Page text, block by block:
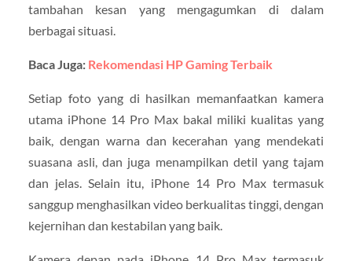
tambahan kesan yang mengagumkan di dalam
berbagai situasi.
Baca Juga: Rekomendasi HP Gaming Terbaik
Setiap foto yang di hasilkan memanfaatkan kamera
utama iPhone 14 Pro Max bakal miliki kualitas yang
baik, dengan warna dan kecerahan yang mendekati
suasana asli, dan juga menampilkan detil yang tajam
dan jelas. Selain itu, iPhone 14 Pro Max termasuk
sanggup menghasilkan video berkualitas tinggi, dengan
kejernihan dan kestabilan yang baik.